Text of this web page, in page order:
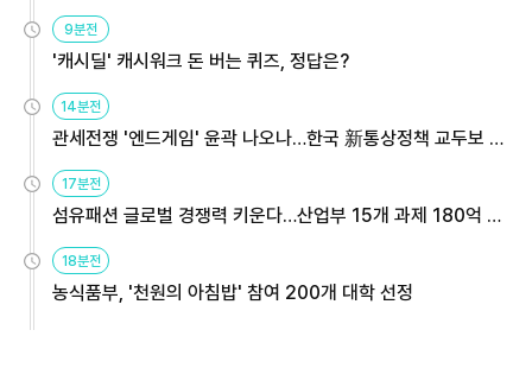
9분전
'캐시딜' 캐시워크 돈 버는 퀴즈, 정답은?
14분전
관세전쟁 '엔드게임' 윤곽 나오나…한국 新통상정책 교두보 활
용해야
17분전
섬유패션 글로벌 경쟁력 키운다…산업부 15개 과제 180억 지
원
18분전
농식품부, '천원의 아침밥' 참여 200개 대학 선정